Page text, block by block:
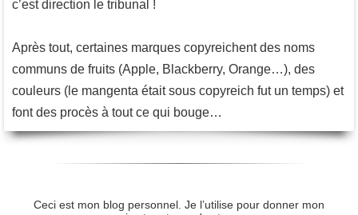
c’est direction le tribunal !
Après tout, certaines marques copyreichent des noms
communs de fruits (Apple, Blackberry, Orange…), des
couleurs (le mangenta était sous copyreich fut un temps) et
font des procès à tout ce qui bouge…
Ceci est mon blog personnel. Je l’utilise pour donner mon